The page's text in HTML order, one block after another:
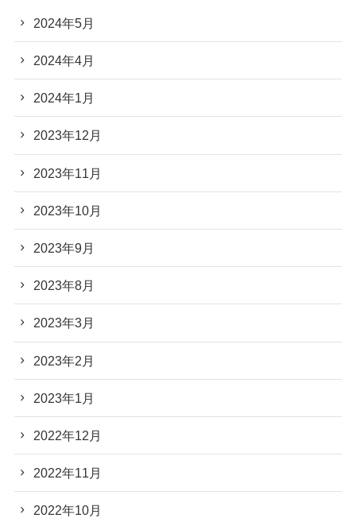
2024年5月
2024年4月
2024年1月
2023年12月
2023年11月
2023年10月
2023年9月
2023年8月
2023年3月
2023年2月
2023年1月
2022年12月
2022年11月
2022年10月